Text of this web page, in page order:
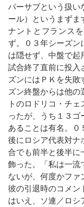
パーサブという扱い
ール）というまずま
ナントとフランス
ず。０３年シーズン
は隠せず、中盤で起
試合終了直前に投入
ズンにはＰＫを失
ズン終盤からは他の
トのロドリコ・チ
ったが、うち１３
あることは有名。
後にロシア代表対ナ
合でも前半と後半に
飾った。「私は一流
ないが、何度かファ
彼の引退時のコメン
はいえ、ソ連／ロシ